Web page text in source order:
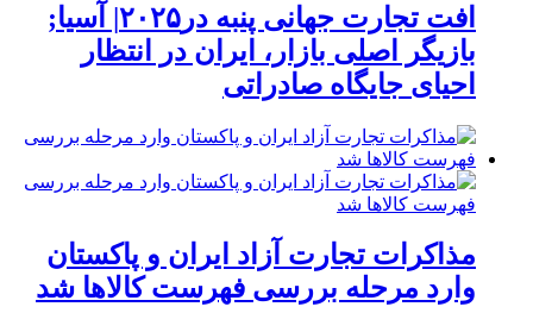
افت تجارت جهانی پنبه در۲۰۲۵| آسیا;
بازیگر اصلی بازار، ایران در انتظار
احیای جایگاه صادراتی
مذاکرات تجارت آزاد ایران و پاکستان
وارد مرحله بررسی فهرست کالاها شد